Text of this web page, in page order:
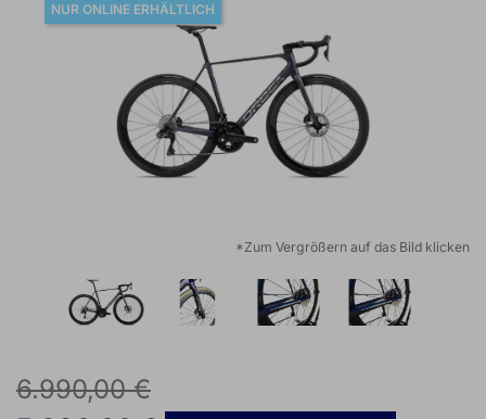
NUR ONLINE ERHÄLTLICH
*Zum Vergrößern auf das Bild klicken
6.990,00 €